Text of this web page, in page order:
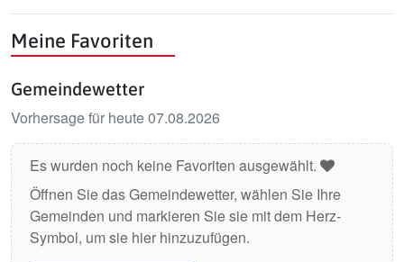
Meine Favoriten
Gemeindewetter
Vorhersage für heute 07.08.2026
Es wurden noch keine Favoriten ausgewählt.
Öffnen Sie das Gemeindewetter, wählen Sie Ihre
Gemeinden und markieren Sie sie mit dem Herz-
Symbol, um sie hier hinzuzufügen.